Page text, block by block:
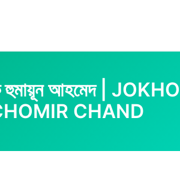
হুমায়ূন আহমেদ |
CHAND